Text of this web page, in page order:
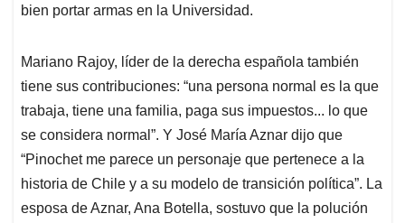
bien portar armas en la Universidad.
Mariano Rajoy, líder de la derecha española también
tiene sus contribuciones: “una persona normal es la que
trabaja, tiene una familia, paga sus impuestos... lo que
se considera normal”. Y José María Aznar dijo que
“Pinochet me parece un personaje que pertenece a la
historia de Chile y a su modelo de transición política”. La
esposa de Aznar, Ana Botella, sostuvo que la polución